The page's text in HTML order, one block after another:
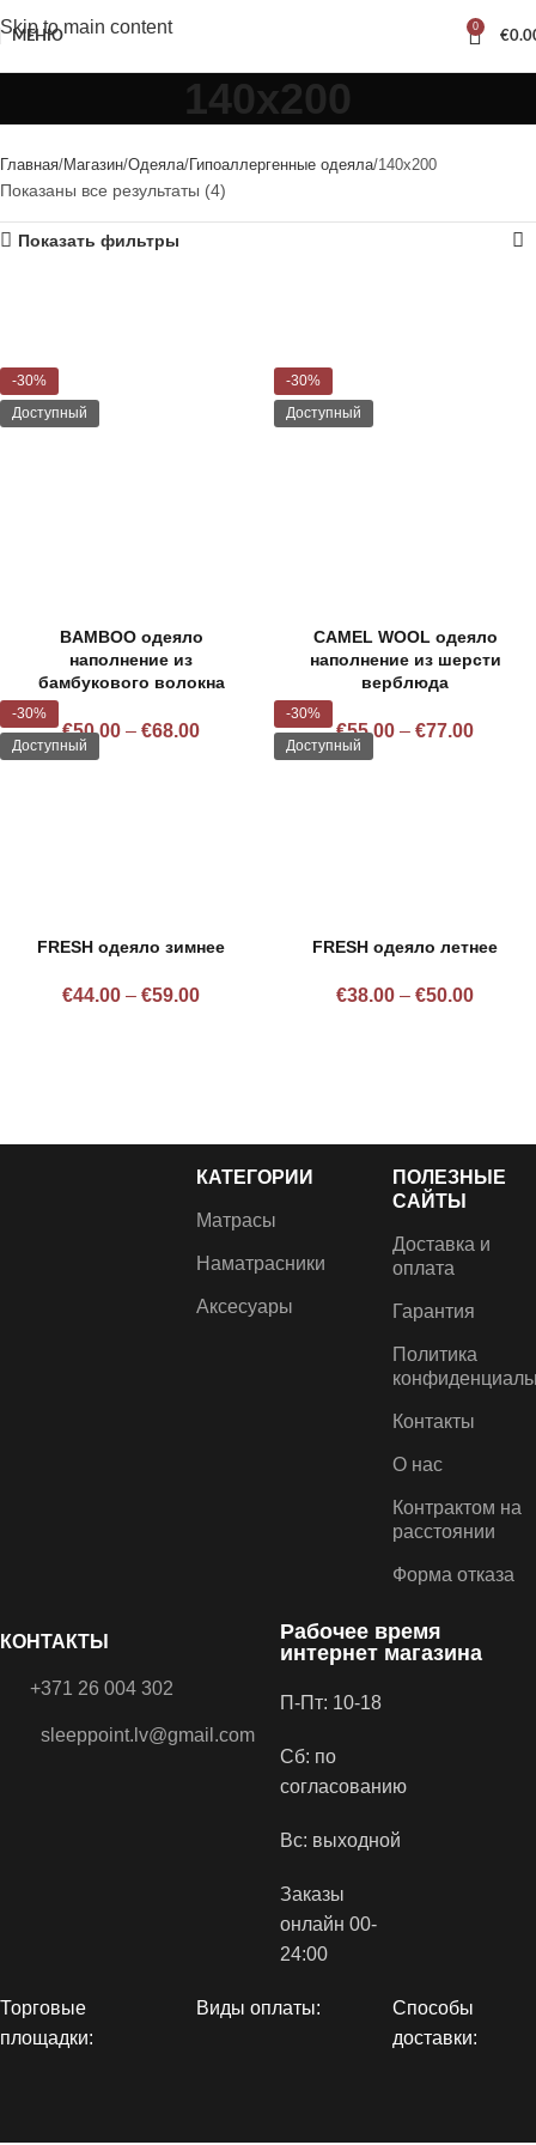
Skip to main content
МЕНЮ
0
€
140x200
Главная Магазин Одеяла Гипоаллергенные одеяла 140x200
Показаны все результаты (4)
Показать фильтры
-30%
Доступный
BAMBOO одеяло
наполнение из
бамбукового волокна
€50.00 – €68.00
-30%
Доступный
CAMEL WOOL одеяло
наполнение из шерсти
верблюда
€55.00 – €77.00
-30%
Доступный
FRESH одеяло зимнее
€44.00 – €59.00
-30%
Доступный
FRESH одеяло летнее
€38.00 – €50.00
КАТЕГОРИИ
Матрасы
Наматрасники
Аксесуары
КОНТАКТЫ
+371 26 004 302
sleeppoint.lv@gmail.com
ПОЛЕЗНЫЕ
САЙТЫ
Доставка и
оплата
Гарантия
Политика
Контакты
О нас
Контрактом на
расстоянии
Форма отказа
Рабочее время
интернет магазина
П-Пт: 10-18
Сб: по
согласованию
Вс: выходной
Заказы
онлайн 00-
24:00
Виды оплаты:
Способы
доставки:
Торговые
площадки: